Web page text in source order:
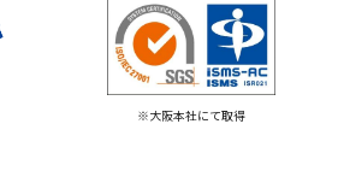
※大阪本社にて取得